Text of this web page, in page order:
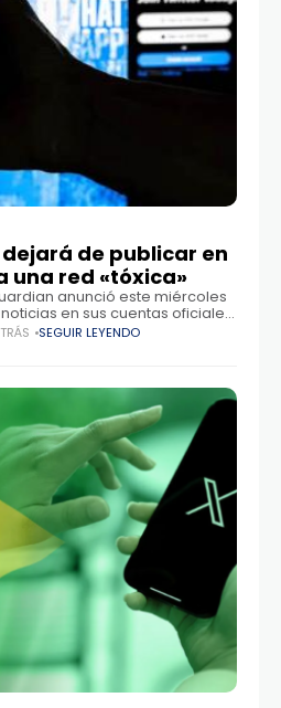
de publicar en
una red «tóxica»
anunció este miércoles
en sus cuentas oficiales
una plataforma "tóxica" y que
ella
SEGUIR LEYENDO